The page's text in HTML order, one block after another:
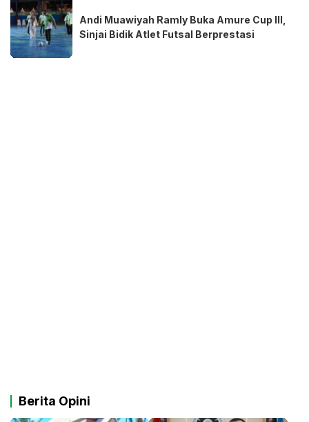
Andi Muawiyah Ramly Buka Amure Cup III,
Sinjai Bidik Atlet Futsal Berprestasi
Berita Opini